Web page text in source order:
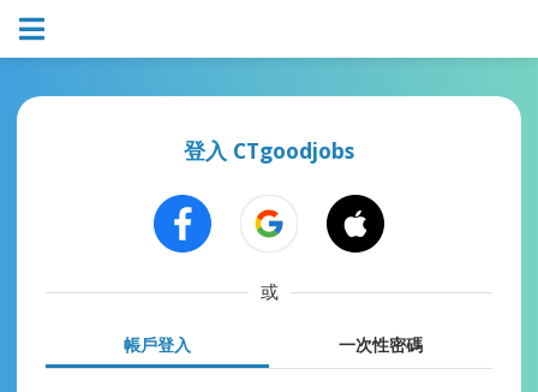
登入 CTgoodjobs
或
帳戶登入 一次性密碼